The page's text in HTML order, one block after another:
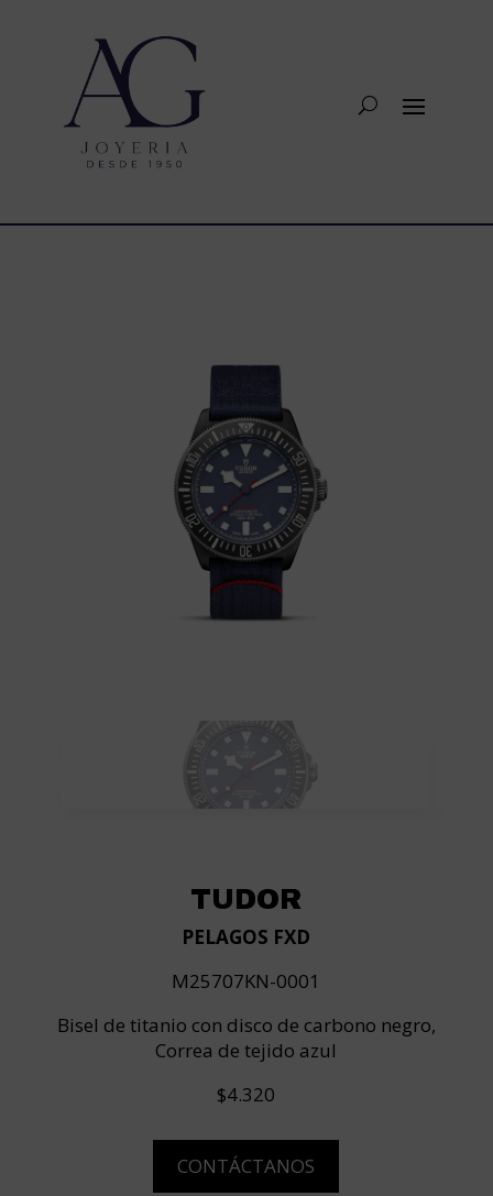
TUDOR
PELAGOS FXD
M25707KN-0001
Bisel de titanio con disco de carbono negro,
Correa de tejido azul
$4.320
CONTÁCTANOS